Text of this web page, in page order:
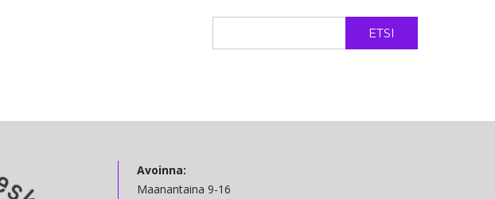
ETSI
Avoinna:
Maanantaina 9-16